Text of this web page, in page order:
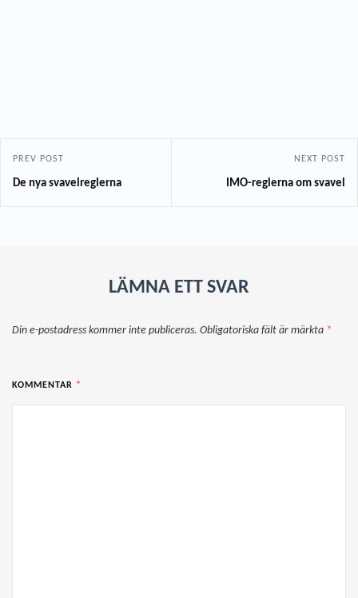
PREV POST
De nya svavelreglerna
NEXT POST
IMO-reglerna om svavel
LÄMNA ETT SVAR
Din e-postadress kommer inte publiceras. Obligatoriska fält är märkta *
KOMMENTAR *